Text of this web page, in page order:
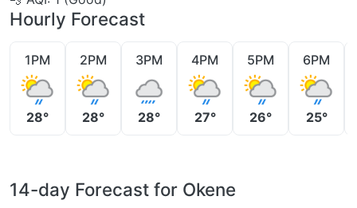
Hourly Forecast
1PM
28°
2PM
28°
3PM
28°
4PM
27°
5PM
26°
6PM
25°
14-day Forecast for Okene